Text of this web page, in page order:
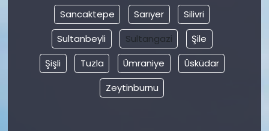
Sancaktepe
Sarıyer
Silivri
Sultanbeyli
Sultangazi
Şile
Şişli
Tuzla Ümraniye
Üsküdar
Zeytinburnu